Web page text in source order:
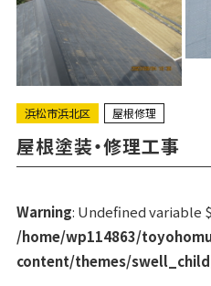
浜松市浜北区 屋根修理
屋根塗装・修理工事
Warning : Undefined variable
/home/wp114863/
content/themes/